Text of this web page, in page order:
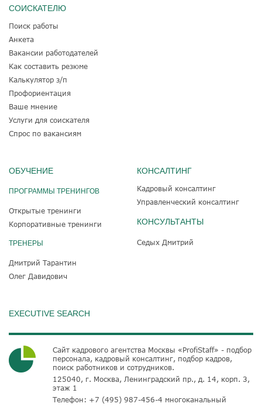
СОИСКАТЕЛЮ
Поиск работы
Анкета
Вакансии работодателей
Как составить резюме
Калькулятор з/п
Профориентация
Ваше мнение
Услуги для соискателя
Спрос по вакансиям
ОБУЧЕНИЕ
ПРОГРАММЫ ТРЕНИНГОВ
Открытые тренинги
Корпоративные тренинги
ТРЕНЕРЫ
Дмитрий Тарантин
Олег Давидович
КОНСАЛТИНГ
Кадровый консалтинг
Управленческий консалтинг
КОНСУЛЬТАНТЫ
Седых Дмитрий
EXECUTIVE SEARCH
Сайт кадрового агентства Москвы «ProfiStaff» - подбор
персонала, кадровый консалтинг, подбор кадров,
поиск работников и сотрудников.
125040, г. Москва, Ленинградский пр., д. 14, корп. 3,
этаж 1
Телефон: +7 (495) 987-456-4 многоканальный